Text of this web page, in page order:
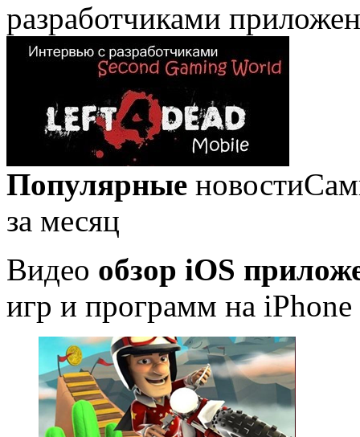
разработчиками
Популярные новости
за месяц
Видео обзор iOS
игр и программ на